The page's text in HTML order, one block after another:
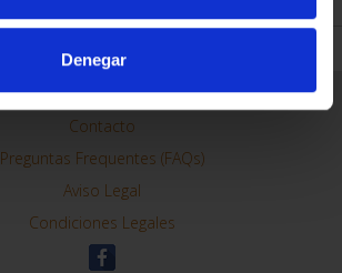
Denegar
Información General
Contacto
Preguntas Frequentes (FAQs)
Aviso Legal
Condiciones Legales